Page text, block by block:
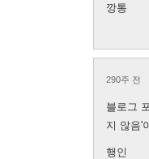
깡통
290주 전
블로그
지 않음'
행인